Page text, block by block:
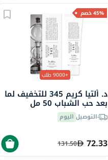
45% خصم
+9000 طلب
د. ألتيا كريم 345 للتخفيف لما
بعد حب الشباب 50 مل
التوصيل اليوم
72.33
131.50